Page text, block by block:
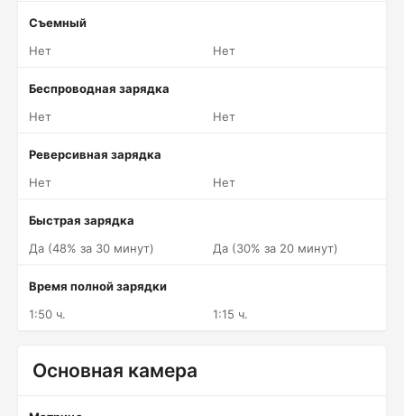
Съемный
Нет
Нет
Беспроводная зарядка
Нет
Нет
Реверсивная зарядка
Нет
Нет
Быстрая зарядка
Да (48% за 30 минут)
Да (30% за 20 минут)
Время полной зарядки
1:50 ч.
1:15 ч.
Основная камера